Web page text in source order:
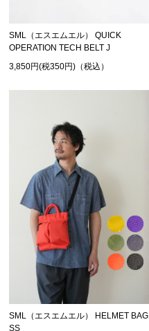
SML（エスエムエル） QUICK
OPERATION TECH BELT J
3,850円(税350円)（税込）
SML（エスエムエル） HELMET BAG
SS